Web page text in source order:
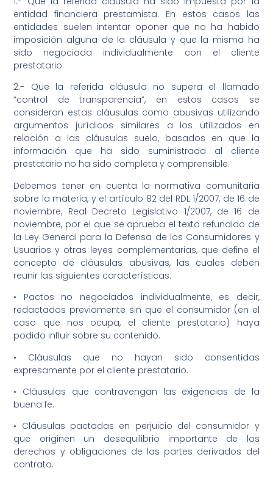
entidad financiera prestamista. En estos casos las
entidades suelen intentar oponer que no ha habido
imposición alguna de la cláusula y que la misma ha
sido negociada individualmente con el cliente
prestatario.
2.- Que la referida cláusula no supera el llamado
“control de transparencia”, en estos casos se
consideran estas cláusulas como abusivas utilizando
argumentos jurídicos similares a los utilizados en
relación a las cláusulas suelo, basados en que la
información que ha sido suministrada al cliente
prestatario no ha sido completa y comprensible.
Debemos tener en cuenta la normativa comunitaria
sobre la materia, y el artículo 82 del RDL 1/2007, de 16 de
noviembre, Real Decreto Legislativo 1/2007, de 16 de
noviembre, por el que se aprueba el texto refundido de
la Ley General para la Defensa de los Consumidores y
Usuarios y otras leyes complementarias, que define el
concepto de cláusulas abusivas, las cuales deben
reunir las siguientes características:
• Pactos no negociados individualmente, es decir,
redactados previamente sin que el consumidor (en el
caso que nos ocupa, el cliente prestatario) haya
podido influir sobre su contenido.
• Cláusulas que no hayan sido consentidas
expresamente por el cliente prestatario.
• Cláusulas que contravengan las exigencias de la
buena fe.
• Cláusulas pactadas en perjuicio del consumidor y
que originen un desequilibrio importante de los
derechos y obligaciones de las partes derivados del
contrato.